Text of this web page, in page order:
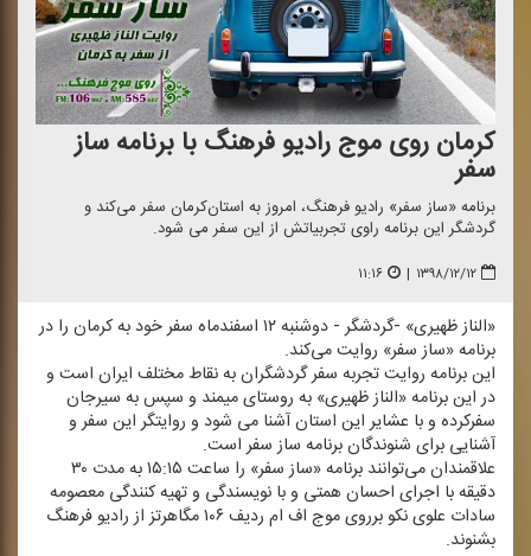
كرمان روی موج رادیو فرهنگ با برنامه ساز
سفر
برنامه «ساز سفر» رادیو فرهنگ، امروز به استان‌كرمان سفر می‌كند و
گردشگر این برنامه راوی تجربیاتش از این سفر می شود.
۱۳۹۸/۱۲/۱۲ | ۱۱:۱۶
«الناز ظهیری» -گردشگر - دوشنبه ۱۲ اسفندماه سفر خود به كرمان را در
برنامه «ساز سفر» روایت می‌كند.
این برنامه روایت تجربه سفر گردشگران به نقاط مختلف ایران است و
در این برنامه «الناز ظهیری» به روستای میمند و سپس به سیرجان
سفركرده و با عشایر این استان آشنا می شود و روایتگر این سفر و
آشنایی برای شنوندگان برنامه ساز سفر است.
علاقمندان می‌توانند برنامه «ساز سفر» را ساعت ۱۵:۱۵ به مدت ۳۰
دقیقه با اجرای احسان همتی و با نویسندگی و تهیه كنندگی معصومه
سادات علوی نكو برروی موج اف ام ردیف ۱۰۶ مگاهرتز از رادیو فرهنگ
بشنوند.